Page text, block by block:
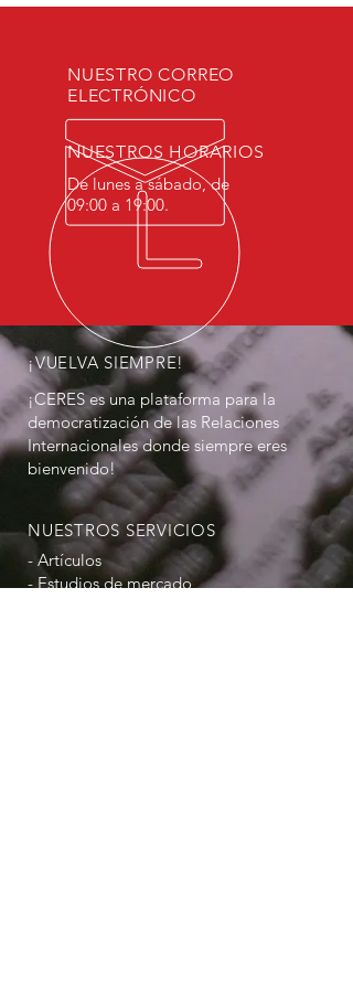
NUESTRO CORREO
ELECTRÓNICO
NUESTROS HORARIOS
De lunes a sábado, de
09:00 a 19:00.
¡VUELVA SIEMPRE!
¡CERES es una plataforma para la
democratización de las Relaciones
Internacionales donde siempre eres
bienvenido!
NUESTROS SERVICIOS
- Artículos
- Estudios de mercado